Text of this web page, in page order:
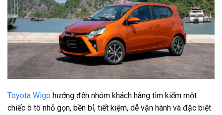
Toyota Wigo hướng đến nhóm khách hàng tìm kiếm một
chiếc ô tô nhỏ gọn, bền bỉ, tiết kiệm, dễ vận hành và đặc biệt